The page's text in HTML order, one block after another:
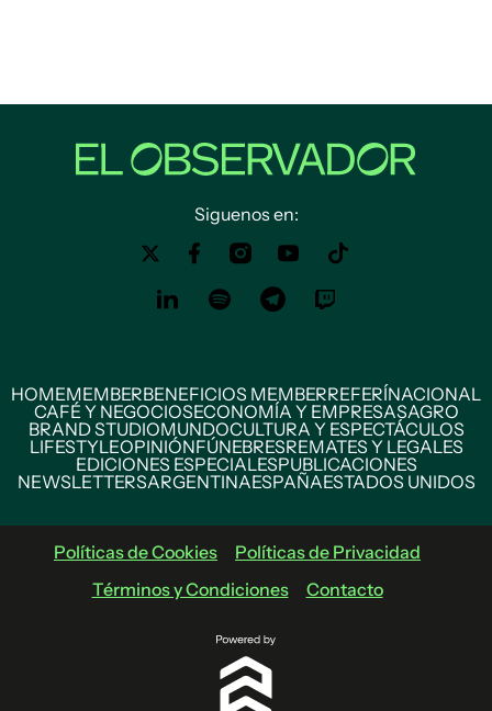
Siguenos en:
HOMEMEMBERBENEFICIOS MEMBERREFERÍNACIONAL
CAFÉ Y NEGOCIOSECONOMÍA Y EMPRESASAGRO
BRAND STUDIOMUNDOCULTURA Y ESPECTÁCULOS
LIFESTYLEOPINIÓNFÚNEBRESREMATES Y LEGALES
EDICIONES ESPECIALESPUBLICACIONES
NEWSLETTERSARGENTINAESPAÑAESTADOS UNIDOS
Políticas de Cookies
Políticas de Privacidad
Términos y Condiciones
Contacto